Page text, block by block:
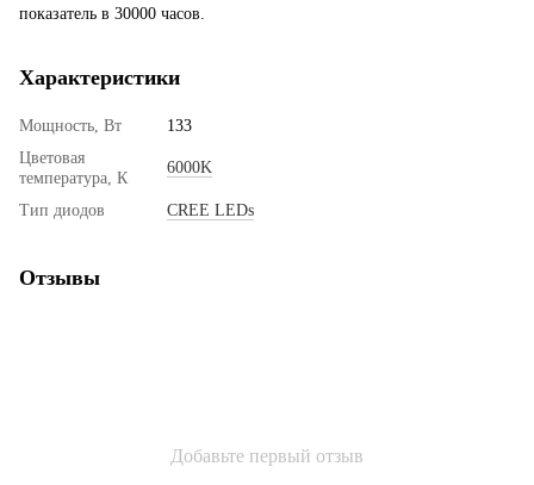
показатель в 30000 часов.
Характеристики
Мощность, Вт
133
Цветовая
температура, К
6000K
Тип диодов CREE LEDs
Отзывы
Добавьте первый отзыв